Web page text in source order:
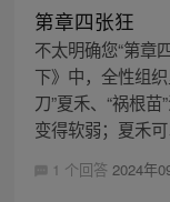
第章四张狂
不太明确您“第章
下》中，全性组织
刀”夏禾、“祸根
变得软弱；夏禾
1 个回答 2024年